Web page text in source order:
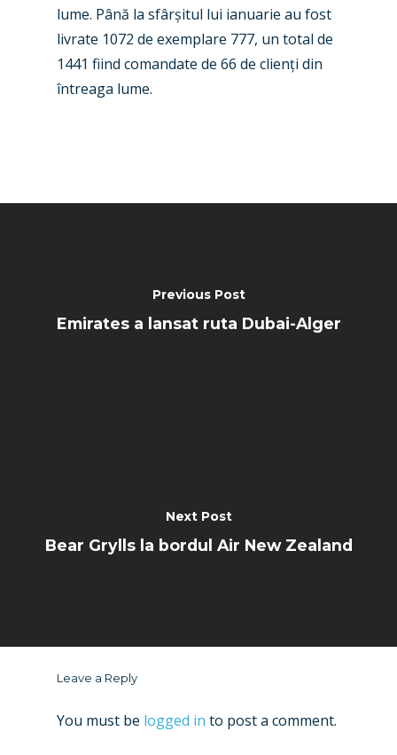
lume. Până la sfârșitul lui ianuarie au fost
livrate 1072 de exemplare 777, un total de
1441 fiind comandate de 66 de clienți din
întreaga lume.
Previous Post
Emirates a lansat ruta Dubai-Alger
Next Post
Bear Grylls la bordul Air New Zealand
Leave a Reply
You must be logged in to post a comment.
Farnborough 2024
Paris 2023
Trip Reports
Marketplace